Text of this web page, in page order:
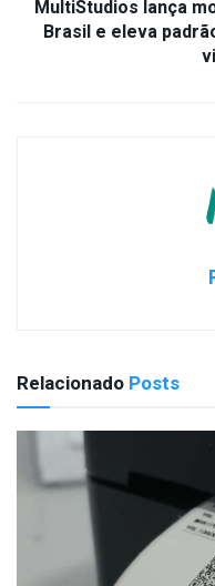
MultiStudios lança
Brasil e eleva
Relacionado Posts